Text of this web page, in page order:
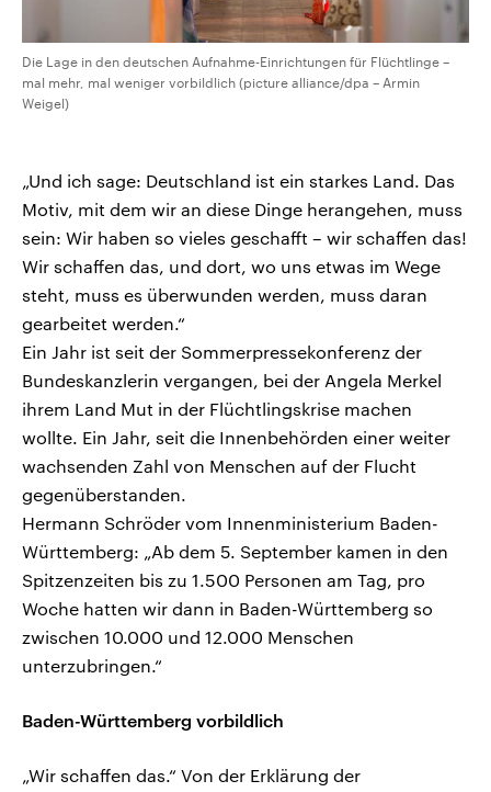
Die Lage in den deutschen Aufnahme-Einrichtungen für Flüchtlinge –
mal mehr, mal weniger vorbildlich (picture alliance/dpa – Armin
Weigel)
„Und ich sage: Deutschland ist ein starkes Land. Das
Motiv, mit dem wir an diese Dinge herangehen, muss
sein: Wir haben so vieles geschafft – wir schaffen das!
Wir schaffen das, und dort, wo uns etwas im Wege
steht, muss es überwunden werden, muss daran
gearbeitet werden.“
Ein Jahr ist seit der Sommerpressekonferenz der
Bundeskanzlerin vergangen, bei der Angela Merkel
ihrem Land Mut in der Flüchtlingskrise machen
wollte. Ein Jahr, seit die Innenbehörden einer weiter
wachsenden Zahl von Menschen auf der Flucht
gegenüberstanden.
Hermann Schröder vom Innenministerium Baden-
Württemberg: „Ab dem 5. September kamen in den
Spitzenzeiten bis zu 1.500 Personen am Tag, pro
Woche hatten wir dann in Baden-Württemberg so
zwischen 10.000 und 12.000 Menschen
unterzubringen.“
Baden-Württemberg vorbildlich
„Wir schaffen das.“ Von der Erklärung der